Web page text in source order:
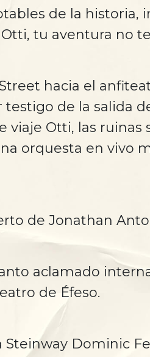
de la historia,
tu aventura no
hacia el
testigo de la salida
viaje Otti, las
orquesta en vivo
de Jonathan
aclamado
de Éfeso.
Steinway Dominic